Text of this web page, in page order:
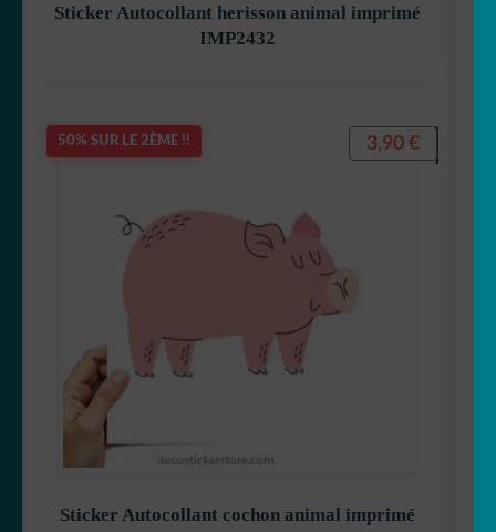
Sticker Autocollant herisson animal imprimé
IMP2432
50% SUR LE 2ÈME !!
Sticker Autocollant cochon animal imprimé
3,90 €